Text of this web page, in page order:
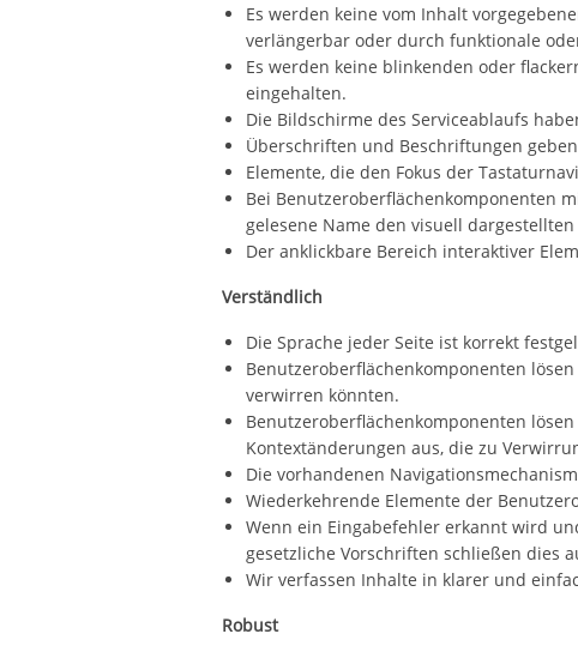
Es werden keine vom Inhalt
verlängerbar oder durch funktionale
Es werden keine blinkenden oder
eingehalten.
Die Bildschirme des Serviceablaufs
Überschriften und Beschriftungen
Elemente, die den Fokus der
Bei Benutzeroberflächenkomponenten
gelesene Name den visuell dargestellten
Der anklickbare Bereich interaktiver
Verständlich
Die Sprache jeder Seite ist korrekt
Benutzeroberflächenkomponenten
verwirren könnten.
Benutzeroberflächenkomponenten
Kontextänderungen aus, die zu
Die vorhandenen
Wiederkehrende Elemente der
Wenn ein Eingabefehler erkannt wird
gesetzliche Vorschriften schließen dies
Wir verfassen Inhalte in klarer und
Robust